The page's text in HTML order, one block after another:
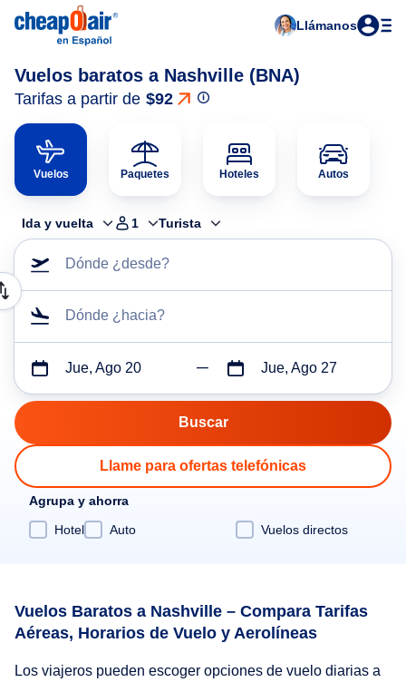
Llámanos
Vuelos baratos a Nashville (BNA)
Tarifas a partir de $92
Vuelos Paquetes Hoteles Autos
Ida y vuelta 1 Turista
Dónde ¿desde?
Dónde ¿hacia?
Jue, Ago 20 Jue, Ago 27
Llame para ofertas telefónicas
Agrupa y ahorra
Hotel
Auto Vuelos directos
Vuelos Baratos a Nashville – Compara Tarifas
Aéreas, Horarios de Vuelo y Aerolíneas
Los viajeros pueden escoger opciones de vuelo diarias a